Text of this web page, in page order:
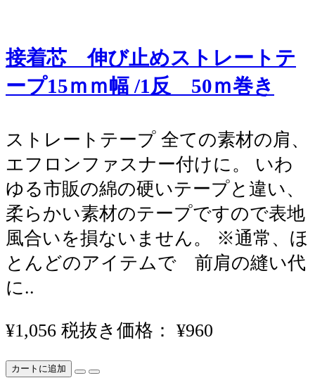
接着芯 伸び止めストレートテ
ープ15ｍｍ幅 /1反 50ｍ巻き
ストレートテープ 全ての素材の肩、
エフロンファスナー付けに。 いわ
ゆる市販の綿の硬いテープと違い、
柔らかい素材のテープですので表地
風合いを損ないません。 ※通常、ほ
とんどのアイテムで 前肩の縫い代
に..
¥1,056 税抜き価格： ¥960
カートに追加